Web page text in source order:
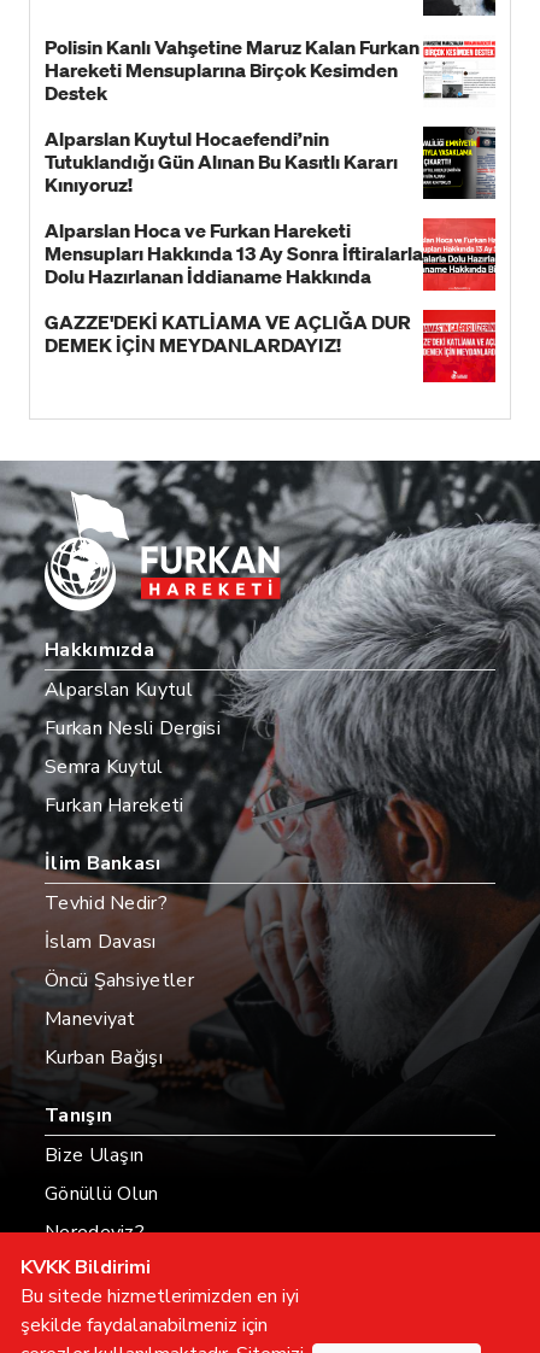
Polisin Kanlı Vahşetine Maruz Kalan Furkan
Hareketi Mensuplarına Birçok Kesimden
Destek
Alparslan Kuytul Hocaefendi’nin
Tutuklandığı Gün Alınan Bu Kasıtlı Kararı
Kınıyoruz!
Alparslan Hoca ve Furkan Hareketi
Mensupları Hakkında 13 Ay Sonra İftiralarla
Dolu Hazırlanan İddianame Hakkında
GAZZE'DEKİ KATLİAMA VE AÇLIĞA DUR
DEMEK İÇİN MEYDANLARDAYIZ!
Hakkımızda
Alparslan Kuytul
Furkan Nesli Dergisi
Semra Kuytul
Furkan Hareketi
İlim Bankası
Tevhid Nedir?
İslam Davası
Öncü Şahsiyetler
Maneviyat
Kurban Bağışı
Tanışın
Bize Ulaşın
Gönüllü Olun
Neredeyiz?
Hesaplarımız
KVKK Bildirimi
Bu sitede hizmetlerimizden en iyi
şekilde faydalanabilmeniz için